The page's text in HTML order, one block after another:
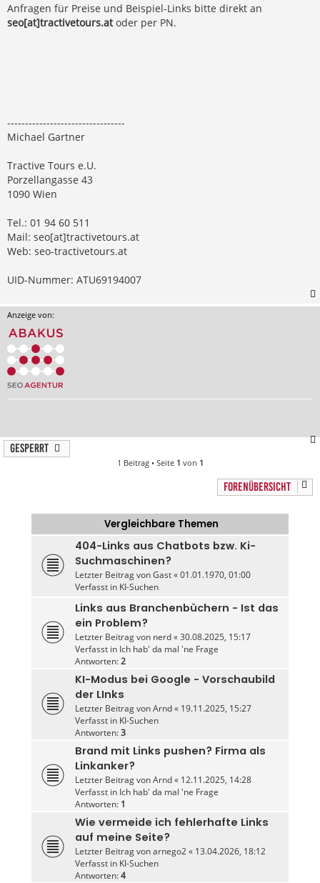
Anfragen für Preise und Beispiel-Links bitte direkt an
seo[at]tractivetours.atoder per PN.
---------------------------------
Michael Gartner
Tractive Tours e.U.
Porzellangasse 43
1090 Wien
Tel.: 01 94 60 511
Mail: seo[at]tractivetours.at
Web: seo-tractivetours.at
UID-Nummer: ATU69194007
Anzeige von:
Gesperrt
1 Beitrag • Seite 1 von 1
FORENÜBERSICHT
Vergleichbare Themen
404-Links aus Chatbots bzw. Ki-
Suchmaschinen?
Letzter Beitrag vonGast«01.01.1970, 01:00
Verfasst in KI-Suchen
Links aus Branchenbüchern - Ist das
ein Problem?
Letzter Beitrag von nerd«30.08.2025, 15:17
Verfasst in Ich hab' da mal 'ne Frage
Antworten:2
KI-Modus bei Google - Vorschaubild
der LInks
Letzter Beitrag vonArnd« 19.11.2025, 15:27
Verfasst in KI-Suchen
Antworten:3
Brand mit Links pushen? Firma als
Linkanker?
Letzter Beitrag vonArnd« 12.11.2025, 14:28
Verfasst in Ich hab' da mal 'ne Frage
Antworten: 1
Wie vermeide ich fehlerhafte Links
auf meine Seite?
Letzter Beitrag vonarnego2« 13.04.2026, 18:12
Verfasst in KI-Suchen
Antworten:4